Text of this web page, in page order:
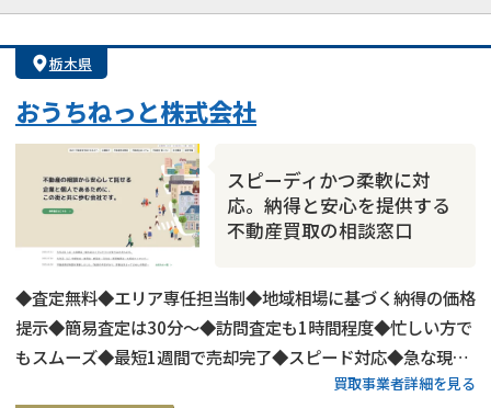
栃木県
おうちねっと株式会社
スピーディかつ柔軟に対
応。納得と安心を提供する
不動産買取の相談窓口
◆査定無料◆エリア専任担当制◆地域相場に基づく納得の価格
提示◆簡易査定は30分〜◆訪問査定も1時間程度◆忙しい方で
もスムーズ◆最短1週間で売却完了◆スピード対応◆急な現金
買取事業者詳細を見る